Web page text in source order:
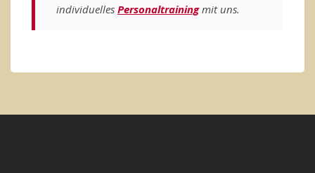
individuelles Personaltrainingmit uns.